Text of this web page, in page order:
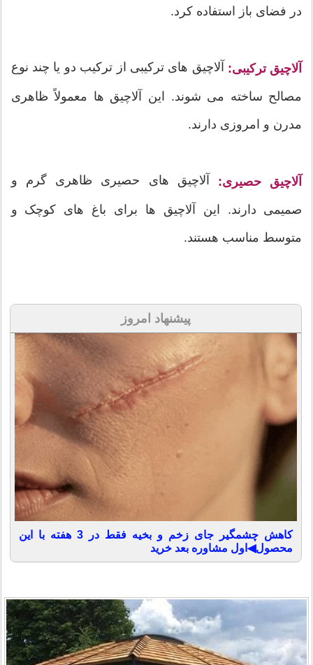
در فضای باز استفاده کرد.
آلاچیق ترکیبی: آلاچیق های ترکیبی از ترکیب دو یا چند نوع
مصالح ساخته می شوند. این آلاچیق ها معمولاً ظاهری
مدرن و امروزی دارند.
آلاچیق حصیری: آلاچیق های حصیری ظاهری گرم و
صمیمی دارند. این آلاچیق ها برای باغ های کوچک و
متوسط مناسب هستند.
پیشنهاد امروز
کاهش چشمگیر جای زخم و بخیه فقط در 3 هفته با این
محصول◀اول مشاوره بعد خرید